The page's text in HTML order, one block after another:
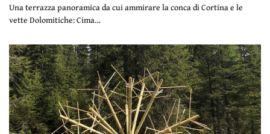
Una terrazza panoramica da cui ammirare la conca di Cortina e le
vette Dolomitiche: Cima…